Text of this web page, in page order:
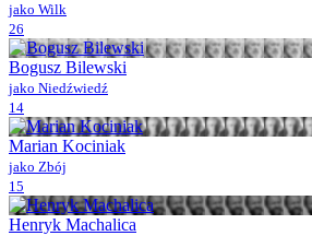
jako Wilk
26
Bogusz Bilewski
jako Niedźwiedź
14
Marian Kociniak
jako Zbój
15
Henryk Machalica